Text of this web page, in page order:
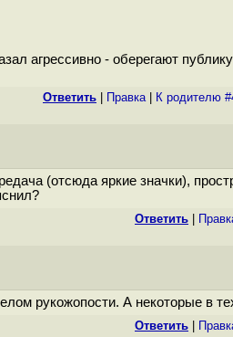
агрессивно - оберегают
Ответить Правка| К родителю
(отсюда яркие значки),
Ответить
рукожопости. А некоторые в
Ответить